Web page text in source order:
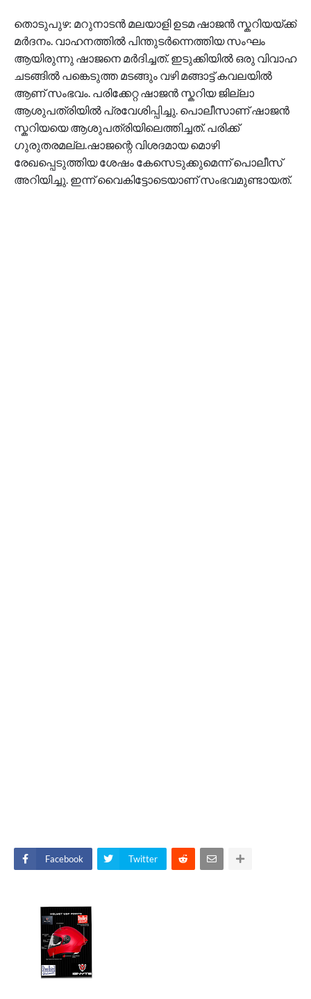
തൊടുപുഴ: മറുനാടൻ മലയാളി ഉടമ ഷാജൻ സ്കറിയയ്ക്ക്
മർദനം. വാഹനത്തിൽ പിന്തുടർന്നെത്തിയ സംഘം
ആയിരുന്നു ഷാജനെ മർദിച്ചത്. ഇടുക്കിയിൽ ഒരു വിവാഹ
ചടങ്ങിൽ പങ്കെടുത്ത മടങ്ങും വഴി മങ്ങാട്ട് കവലയിൽ
ആണ് സംഭവം. പരിക്കേറ്റ ഷാജൻ സ്കറിയ ജില്ലാ
ആശുപത്രിയിൽ പ്രവേശിപ്പിച്ചു. പൊലീസാണ് ഷാജൻ
സ്കറിയയെ ആശുപത്രിയിലെത്തിച്ചത്. പരിക്ക്
ഗുരുതരമല്ല.ഷാജന്റെ വിശദമായ മൊഴി
രേഖപ്പെടുത്തിയ ശേഷം കേസെടുക്കുമെന്ന് പൊലീസ്
അറിയിച്ചു. ഇന്ന് വൈകിട്ടോടെയാണ് സംഭവമുണ്ടായത്.
Facebook Twitter